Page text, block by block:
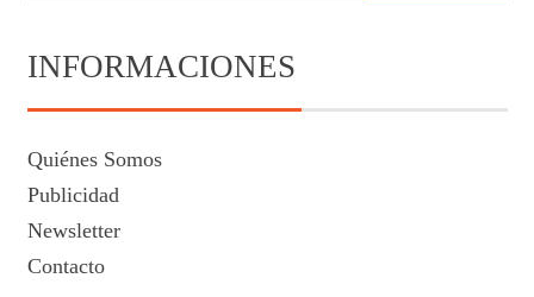
INFORMACIONES
Quiénes Somos
Publicidad
Newsletter
Contacto